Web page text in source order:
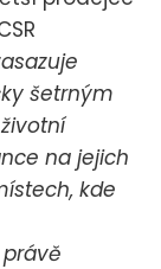
šetrným
na jejich
kde